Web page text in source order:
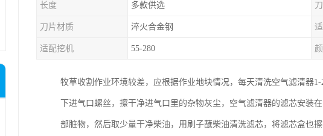
长度 多款供选
刀片材质 淬火合金钢
适配挖机 55-280
牧草收割作业环境较差，应根据作业地块情况，每天清洗空气滤清器
下进气口螺丝，擦干净进气口里的杂物灰尘，空气滤清器的滤芯安
部脏物，然后取少量干净柴油，用刷子蘸柴油清洗滤芯，将滤芯盒也